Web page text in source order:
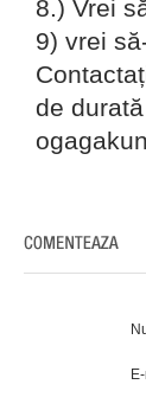
8.) Vrei
9) vrei
de durată